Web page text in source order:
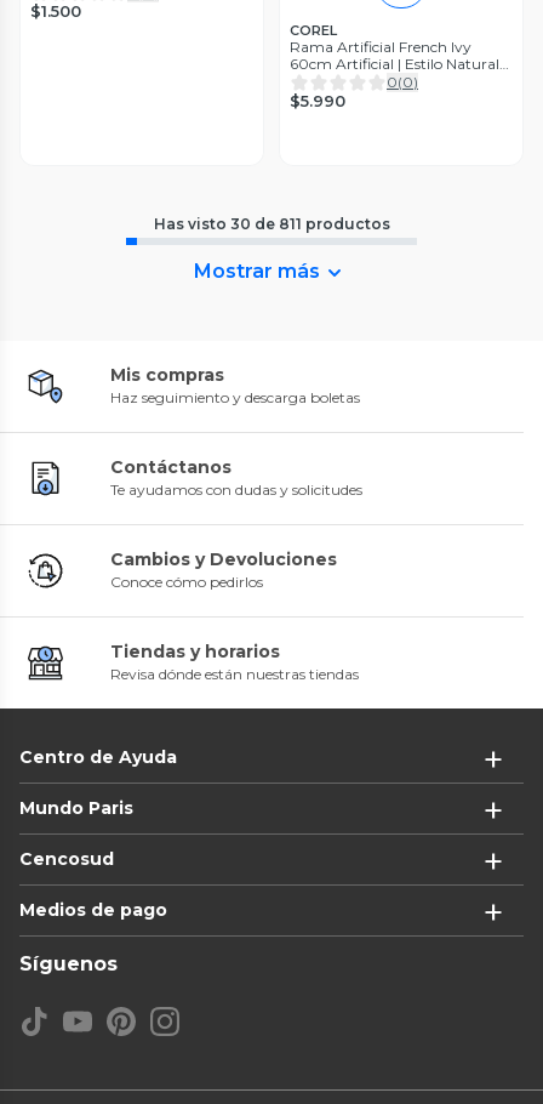
$1.500
COREL
Rama Artificial French Ivy
60cm Artificial | Estilo Natural
para Interiores y Vitrinas
0(0)
$5.990
Has visto 30 de 811 productos
Mostrar más
Mis compras
Haz seguimiento y descarga boletas
Contáctanos
Te ayudamos con dudas y solicitudes
Cambios y Devoluciones
Conoce cómo pedirlos
Tiendas y horarios
Revisa dónde están nuestras tiendas
Centro de Ayuda
Mundo Paris
Cencosud
Medios de pago
Síguenos